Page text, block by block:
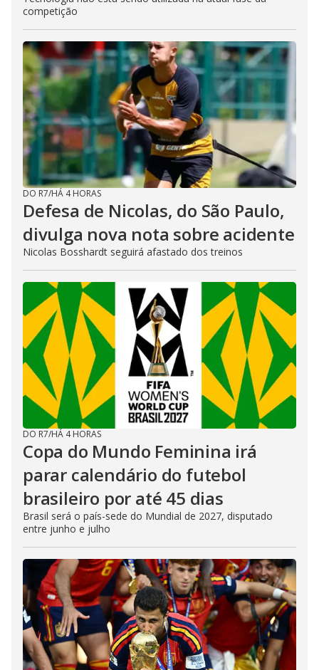
competição
DO R7/HÁ 4 HORAS
Defesa de Nicolas, do São Paulo,
divulga nova nota sobre acidente
Nicolas Bosshardt seguirá afastado dos treinos
DO R7/HÁ 4 HORAS
Copa do Mundo Feminina irá
parar calendário do futebol
brasileiro por até 45 dias
Brasil será o país-sede do Mundial de 2027, disputado
entre junho e julho